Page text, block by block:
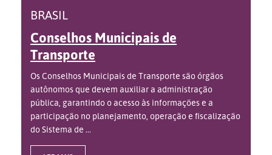
BRASIL
Conselhos Municipais de
Transporte
Os Conselhos Municipais de Transporte são órgãos
autônomos que devem auxiliar a administração
pública, garantindo o acesso às informações e a
participação no planejamento, operação e fiscalização
do Sistema de ...